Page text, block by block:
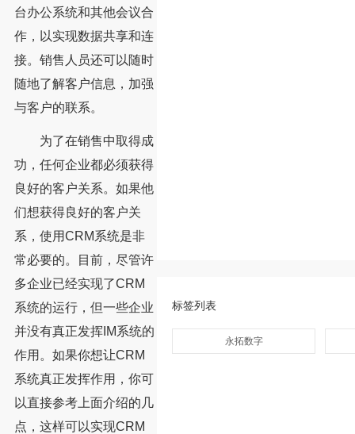
台办公系统和其他会议合
作，以实现数据共享和连
接。销售人员还可以随时
随地了解客户信息，加强
与客户的联系。
为了在销售中取得成
功，任何企业都必须获得
良好的客户关系。如果他
们想获得良好的客户关
系，使用CRM系统是非
常必要的。目前，尽管许
多企业已经实现了CRM
系统的运行，但一些企业
并没有真正发挥IM系统的
作用。如果你想让CRM
系统真正发挥作用，你可
以直接参考上面介绍的几
点，这样可以实现CRM
标签列表
永拓数字